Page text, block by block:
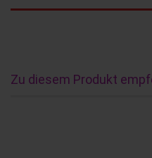
Zu diesem Produkt